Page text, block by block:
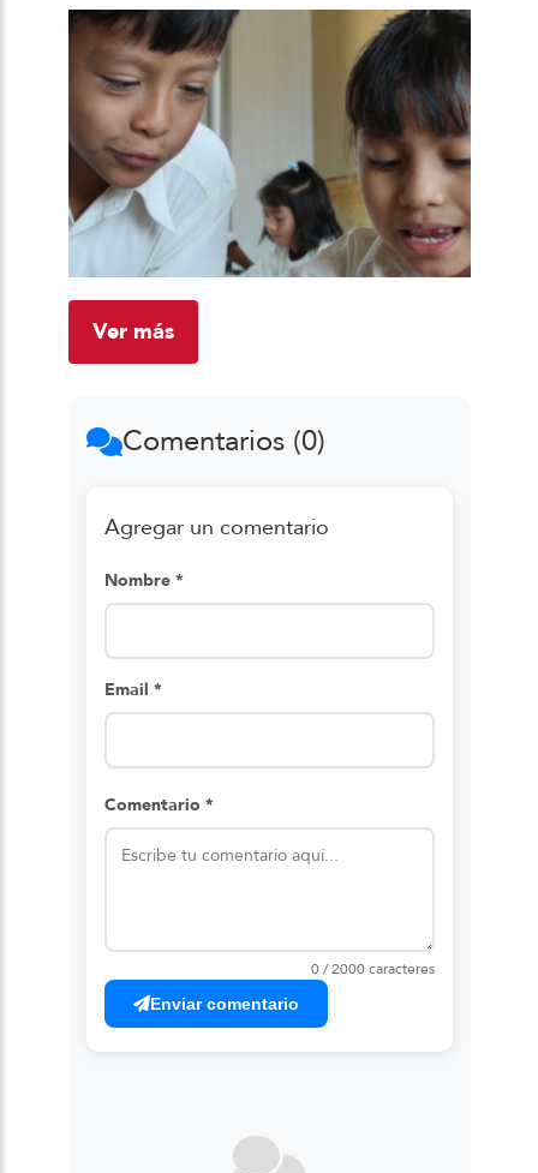
Ver más
Comentarios (0)
Agregar un comentario
Nombre *
Email *
Comentario *
0 / 2000 caracteres
Enviar comentario